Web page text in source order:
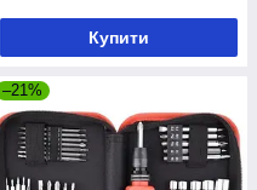
Купити
–21%